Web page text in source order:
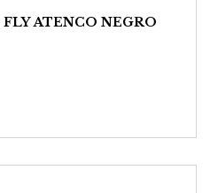
ATENCO NEGRO